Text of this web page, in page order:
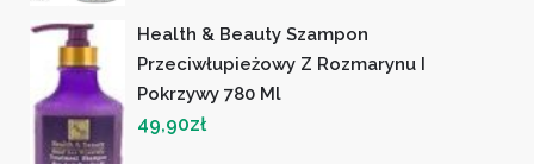
Health & Beauty Szampon
Przeciwłupieżowy Z Rozmarynu I
Pokrzywy 780 Ml
49,90zł